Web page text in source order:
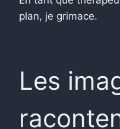
plan, je grimace.
Les